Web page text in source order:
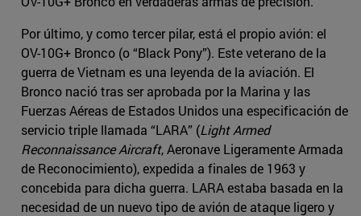
Por último, y como tercer pilar, está el propio avión: el
OV-10G+ Bronco (o “Black Pony”). Este veterano de la
guerra de Vietnam es una leyenda de la aviación. El
Bronco nació tras ser aprobada por la Marina y las
Fuerzas Aéreas de Estados Unidos una especificación de
servicio triple llamada “LARA” (Light Armed
Reconnaissance Aircraft, Aeronave Ligeramente Armada
de Reconocimiento), expedida a finales de 1963 y
concebida para dicha guerra. LARA estaba basada en la
necesidad de un nuevo tipo de avión de ataque ligero y